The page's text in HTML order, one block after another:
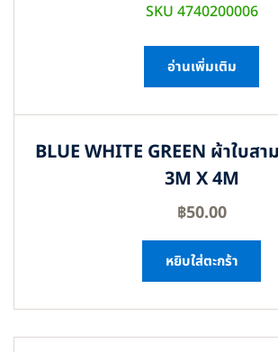
SKU 4740200006
อ่านเพิ่มเติม
BLUE WHITE GREEN ผ้าใบสา
3M X 4M
฿50.00
หยิบใส่ตะกร้า